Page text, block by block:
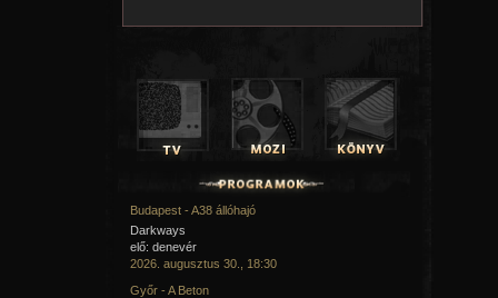
Budapest - A38 állóhajó
Darkways
elő: denevér
2026. augusztus 30., 18:30
Győr - A Beton